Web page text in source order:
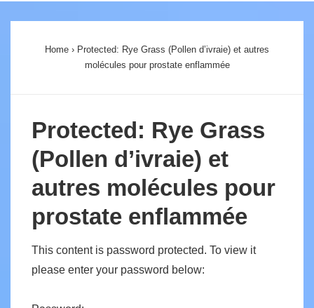
Home › Protected: Rye Grass (Pollen d’ivraie) et autres
molécules pour prostate enflammée
Protected: Rye Grass
(Pollen d’ivraie) et
autres molécules pour
prostate enflammée
This content is password protected. To view it
please enter your password below: